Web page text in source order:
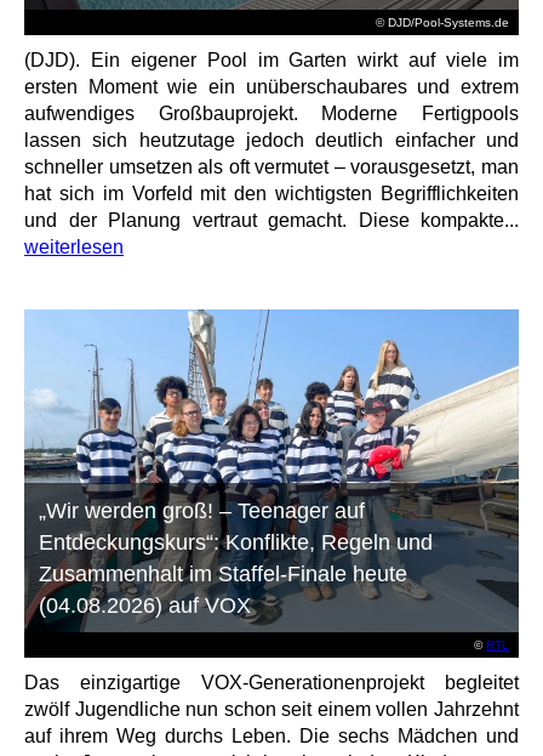
© DJD/Pool-Systems.de
(DJD). Ein eigener Pool im Garten wirkt auf viele im
ersten Moment wie ein unüberschaubares und extrem
aufwendiges Großbauprojekt. Moderne Fertigpools
lassen sich heutzutage jedoch deutlich einfacher und
schneller umsetzen als oft vermutet – vorausgesetzt, man
hat sich im Vorfeld mit den wichtigsten Begrifflichkeiten
und der Planung vertraut gemacht. Diese kompakte...
weiterlesen
©RTL
„Wir werden groß! – Teenager auf
Entdeckungskurs“: Konflikte, Regeln und
Zusammenhalt im Staffel-Finale heute
(04.08.2026) auf VOX
Das einzigartige VOX-Generationenprojekt begleitet
zwölf Jugendliche nun schon seit einem vollen Jahrzehnt
auf ihrem Weg durchs Leben. Die sechs Mädchen und